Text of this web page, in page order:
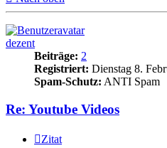
dezent
Beiträge: 2
Registriert: Dienstag 8.
Spam-Schutz: ANTI Spam
Re: Youtube Videos
Zitat